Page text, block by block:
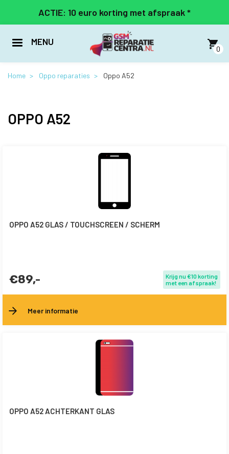
naar
inhoud
ACTIE: 10 euro korting met afspraak *
MENU
0
Home Oppo reparaties Oppo A52
OPPO A52
OPPO A52 GLAS / TOUCHSCREEN / SCHERM
€89,-
Krijg nu €10 korting
met een afspraak!
Meer informatie
OPPO A52 ACHTERKANT GLAS